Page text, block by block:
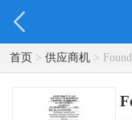
首页> 供应商机>
一注册号